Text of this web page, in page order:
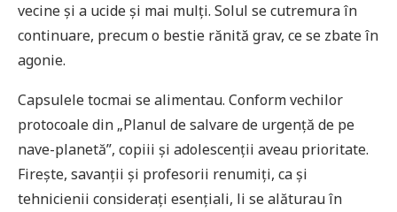
vecine și a ucide și mai mulți. Solul se cutremura în
continuare, precum o bestie rănită grav, ce se zbate în
agonie.
Capsulele tocmai se alimentau. Conform vechilor
protocoale din „Planul de salvare de urgență de pe
nave-planetă”, copiii și adolescenții aveau prioritate.
Firește, savanții și profesorii renumiți, ca și
tehnicienii considerați esențiali, li se alăturau în